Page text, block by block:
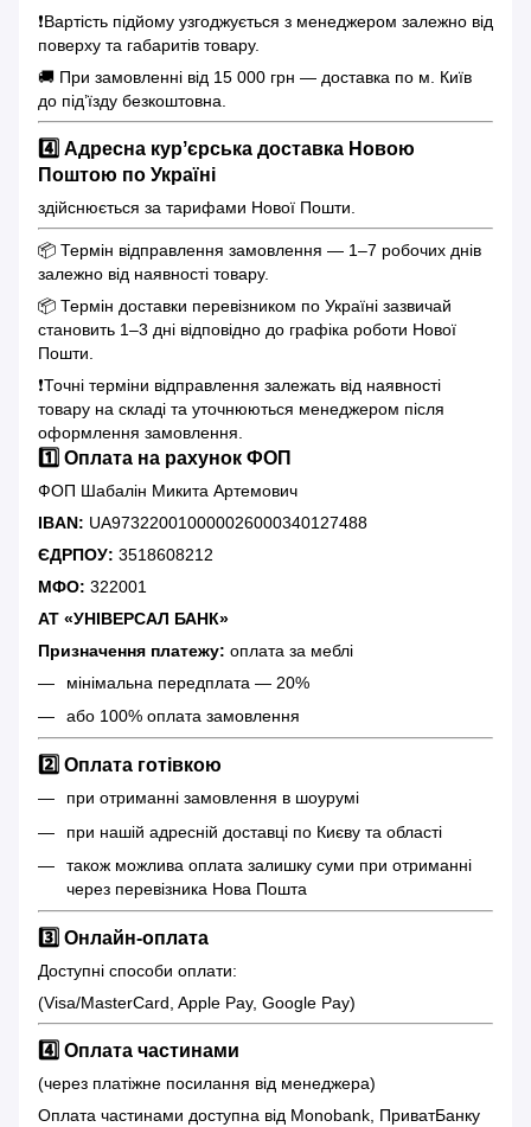
❗️Вартість підйому узгоджується з менеджером залежно від
поверху та габаритів товару.
🚚 При замовленні від 15 000 грн — доставка по м. Київ
до під’їзду безкоштовна.
4️⃣ Адресна курʼєрська доставка Новою
Поштою по Україні
здійснюється за тарифами Нової Пошти.
📦 Термін відправлення замовлення — 1–7 робочих днів
залежно від наявності товару.
📦 Термін доставки перевізником по Україні зазвичай
становить 1–3 дні відповідно до графіка роботи Нової
Пошти.
❗️Точні терміни відправлення залежать від наявності
товару на складі та уточнюються менеджером після
оформлення замовлення.
1️⃣ Оплата на рахунок ФОП
ФОП Шабалін Микита Артемович
IBAN: UA973220010000026000340127488
ЄДРПОУ: 3518608212
МФО: 322001
АТ «УНІВЕРСАЛ БАНК»
Призначення платежу: оплата за меблі
мінімальна передплата — 20%
або 100% оплата замовлення
2️⃣ Оплата готівкою
при отриманні замовлення в шоурумі
при нашій адресній доставці по Києву та області
також можлива оплата залишку суми при отриманні
через перевізника Нова Пошта
3️⃣ Онлайн-оплата
Доступні способи оплати:
(Visa/MasterCard, Apple Pay, Google Pay)
4️⃣ Оплата частинами
(через платіжне посилання від менеджера)
Оплата частинами доступна від Monobank, ПриватБанку